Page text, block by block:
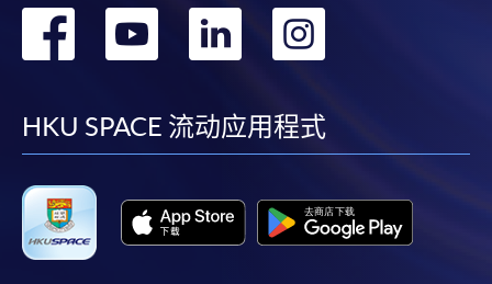
转
facebook
转
youtube
转
linkedin
转
HKU SPACE 流动应用程式